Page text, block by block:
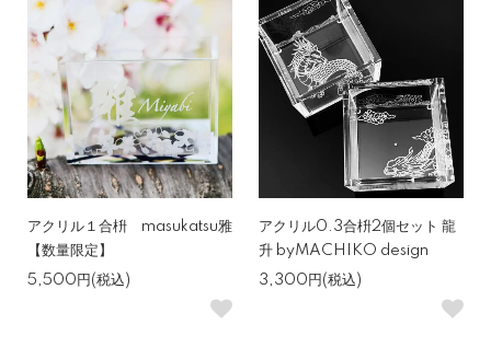
アクリル１合枡 masukatsu雅
【数量限定】
5,500円(税込)
アクリル0.3合枡2個セット 龍
升 byMACHIKO design
3,300円(税込)